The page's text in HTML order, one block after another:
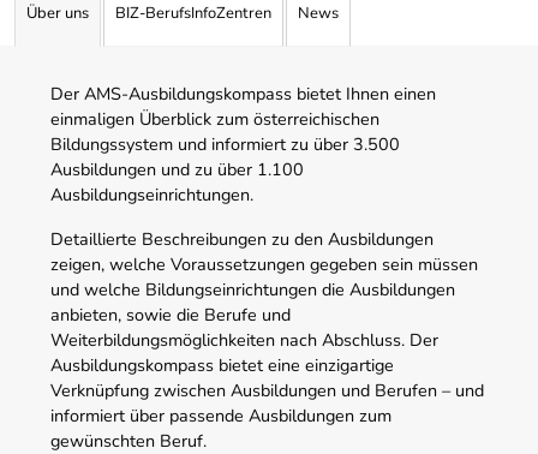
Über uns BIZ-BerufsInfoZentren News
Der AMS-Ausbildungskompass bietet Ihnen einen
einmaligen Überblick zum österreichischen
Bildungssystem und informiert zu über 3.500
Ausbildungen und zu über 1.100
Ausbildungseinrichtungen.
Detaillierte Beschreibungen zu den Ausbildungen
zeigen, welche Voraussetzungen gegeben sein müssen
und welche Bildungseinrichtungen die Ausbildungen
anbieten, sowie die Berufe und
Weiterbildungsmöglichkeiten nach Abschluss. Der
Ausbildungskompass bietet eine einzigartige
Verknüpfung zwischen Ausbildungen und Berufen – und
informiert über passende Ausbildungen zum
gewünschten Beruf.